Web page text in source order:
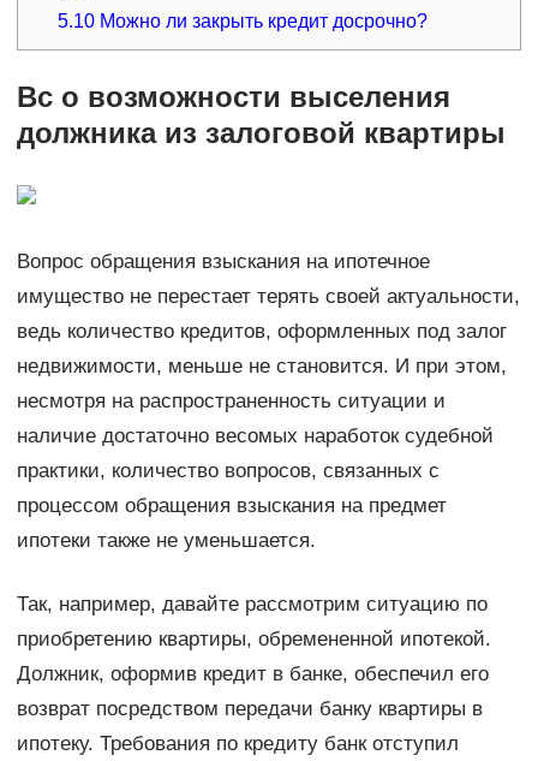
5.10 Можно ли закрыть кредит досрочно?
Вс о возможности выселения
должника из залоговой квартиры
Вопрос обращения взыскания на ипотечное
имущество не перестает терять своей актуальности,
ведь количество кредитов, оформленных под залог
недвижимости, меньше не становится. И при этом,
несмотря на распространенность ситуации и
наличие достаточно весомых наработок судебной
практики, количество вопросов, связанных с
процессом обращения взыскания на предмет
ипотеки также не уменьшается.
Так, например, давайте рассмотрим ситуацию по
приобретению квартиры, обремененной ипотекой.
Должник, оформив кредит в банке, обеспечил его
возврат посредством передачи банку квартиры в
ипотеку. Требования по кредиту банк отступил